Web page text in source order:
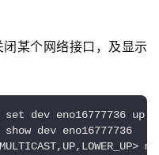
个网络接口，及显示
dev eno16777736 up
dev eno16777736